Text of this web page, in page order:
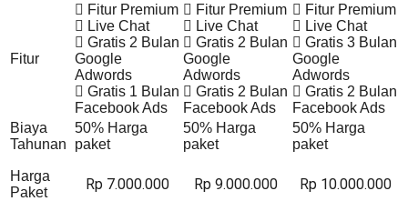
Fitur
Fitur Premium
Live Chat
Gratis 2 Bulan
Google
Adwords
Gratis 1 Bulan
Facebook Ads
Fitur Premium
Live Chat
Gratis 2 Bulan
Google
Adwords
Gratis 2 Bulan
Facebook Ads
Fitur Premium
Live Chat
Gratis 3 Bulan
Google
Adwords
Gratis 2 Bulan
Facebook Ads
Biaya
Tahunan
50% Harga
paket
50% Harga
paket
50% Harga
paket
Harga
Paket
Rp 7.000.000 Rp 9.000.000 Rp 10.000.000